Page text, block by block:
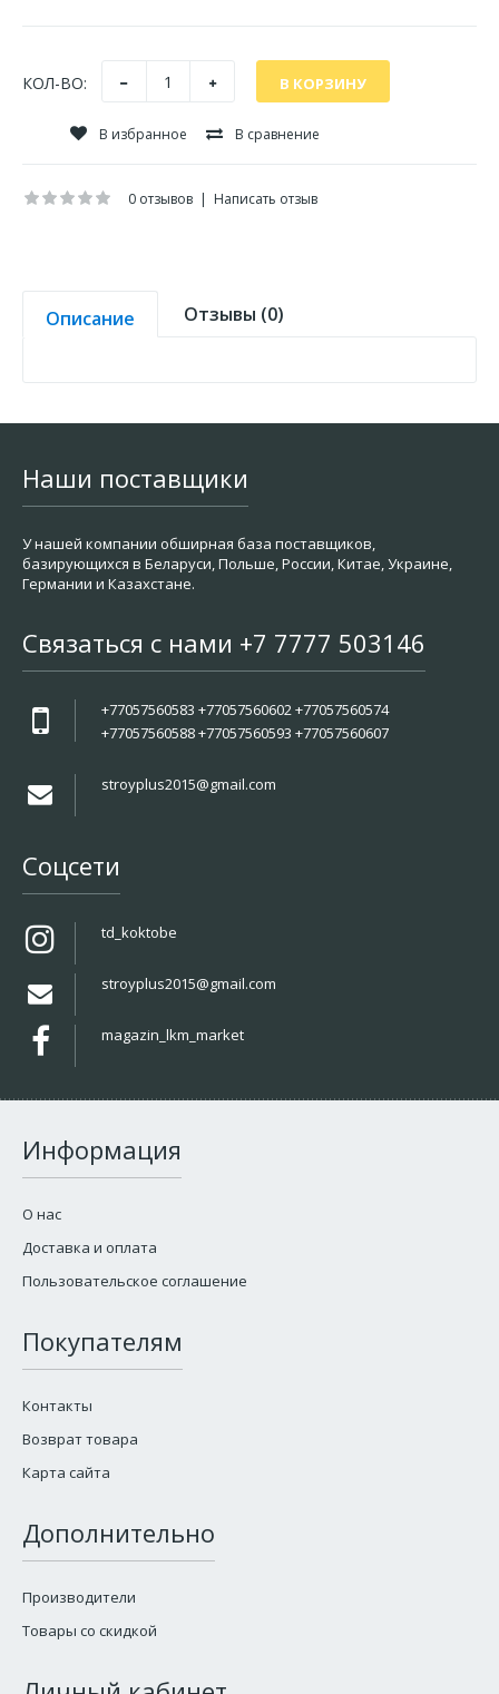
КОЛ-ВО:
В избранное В сравнение
0 отзывов | Написать отзыв
Описание Отзывы (0)
Наши поставщики
У нашей компании обширная база поставщиков,
базирующихся в Беларуси, Польше, России, Китае, Украине,
Германии и Казахстане.
Связаться с нами +7 7777 503146
+77057560583 +77057560602 +77057560574
+77057560588 +77057560593 +77057560607
stroyplus2015@gmail.com
Соцсети
td_koktobe
stroyplus2015@gmail.com
magazin_lkm_market
Информация
О нас
Доставка и оплата
Пользовательское соглашение
Покупателям
Контакты
Возврат товара
Карта сайта
Дополнительно
Производители
Товары со скидкой